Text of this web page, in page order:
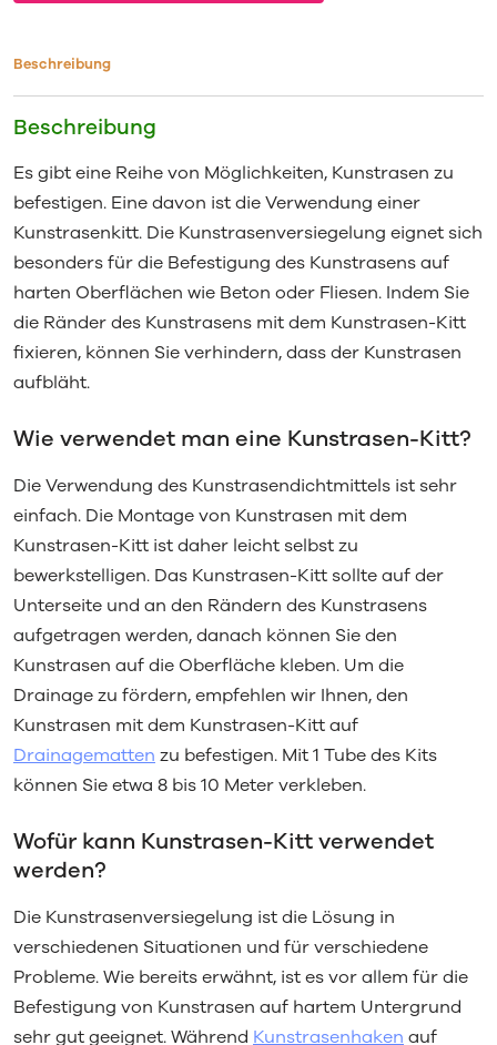
Beschreibung
Beschreibung
Es gibt eine Reihe von Möglichkeiten, Kunstrasen zu
befestigen. Eine davon ist die Verwendung einer
Kunstrasenkitt. Die Kunstrasenversiegelung eignet sich
besonders für die Befestigung des Kunstrasens auf
harten Oberflächen wie Beton oder Fliesen. Indem Sie
die Ränder des Kunstrasens mit dem Kunstrasen-Kitt
fixieren, können Sie verhindern, dass der Kunstrasen
aufbläht.
Wie verwendet man eine Kunstrasen-Kitt?
Die Verwendung des Kunstrasendichtmittels ist sehr
einfach. Die Montage von Kunstrasen mit dem
Kunstrasen-Kitt ist daher leicht selbst zu
bewerkstelligen. Das Kunstrasen-Kitt sollte auf der
Unterseite und an den Rändern des Kunstrasens
aufgetragen werden, danach können Sie den
Kunstrasen auf die Oberfläche kleben. Um die
Drainage zu fördern, empfehlen wir Ihnen, den
Kunstrasen mit dem Kunstrasen-Kitt auf
Drainagematten zu befestigen. Mit 1 Tube des Kits
können Sie etwa 8 bis 10 Meter verkleben.
Wofür kann Kunstrasen-Kitt verwendet
werden?
Die Kunstrasenversiegelung ist die Lösung in
verschiedenen Situationen und für verschiedene
Probleme. Wie bereits erwähnt, ist es vor allem für die
Befestigung von Kunstrasen auf hartem Untergrund
sehr gut geeignet. Während Kunstrasenhaken auf